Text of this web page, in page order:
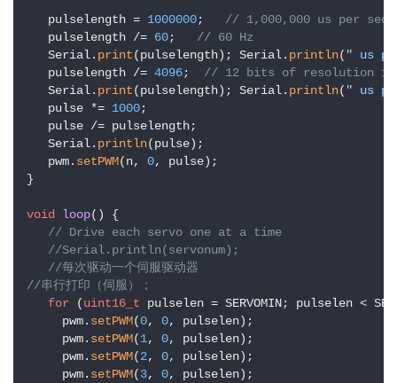
   pulselength =
1000000; // 1,000,000 us per
   pulselength /=
60; // 60 Hz
   Serial.
print(pulselength); Serial. println( " us
   pulselength /=
4096; // 12 bits of resolution 12
   Serial.
print(pulselength); Serial. println( " us
   pulse *=
1000;
   pulse /= pulselength;
   Serial.
println(pulse);
   pwm.
setPWM(n, 0, pulse);
}
void loop()
{
// Drive each servo one at a time
//Serial.println(servonum);
//每次驱动一个伺服驱动器
//串行打印（伺服）；
for (uint16_t pulselen = SERVOMIN; pulselen <
     pwm.
setPWM(0, 0, pulselen);
     pwm.
setPWM(1, 0, pulselen);
     pwm.
setPWM(2, 0, pulselen);
     pwm.
setPWM(3, 0, pulselen);